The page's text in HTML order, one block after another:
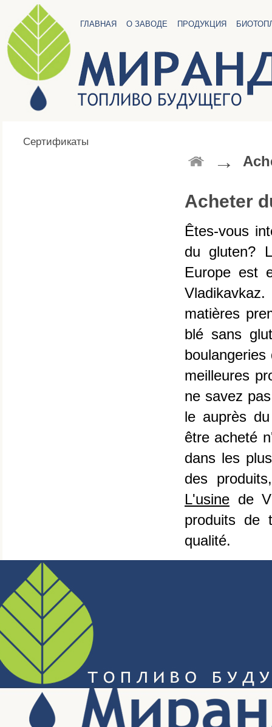
ГЛАВНАЯ О ЗАВОДЕ ПРОДУКЦИЯ
→
Acheter
Êtes-vous
du gluten?
Europe est
matières
blé sans
meilleures
ne savez
le auprès
être acheté
dans les
des
L'usine de
produits de
qualité.
Сертификаты